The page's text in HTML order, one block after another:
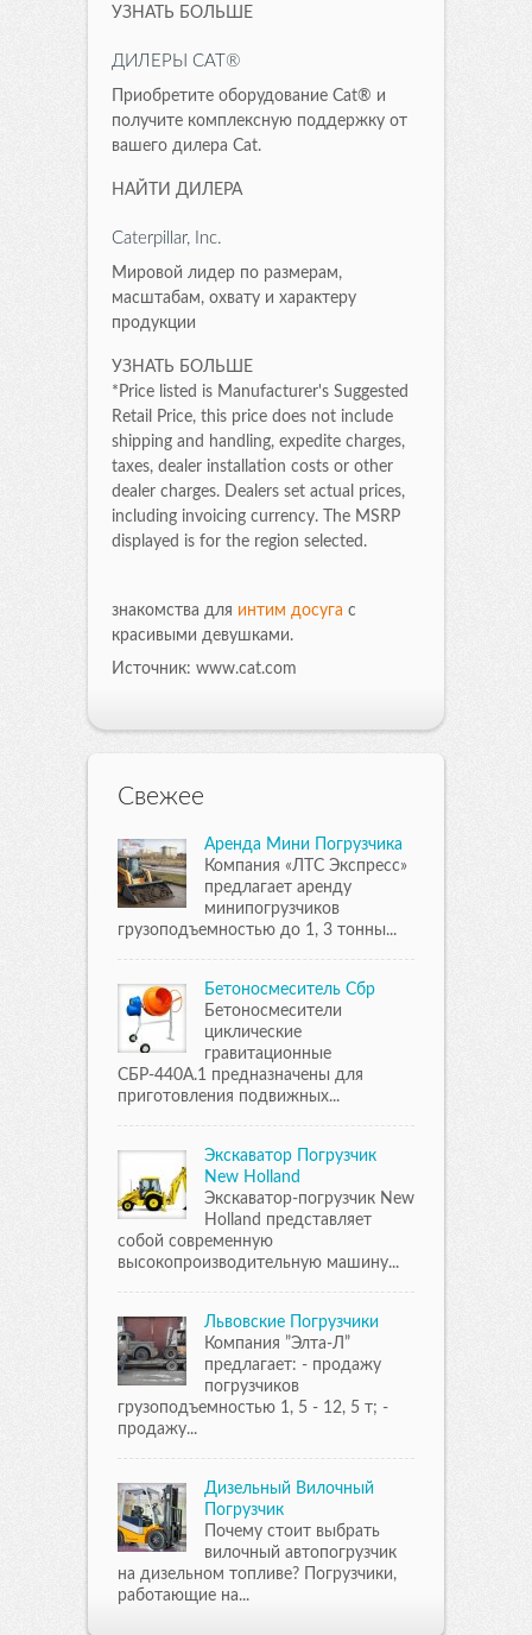
УЗНАТЬ БОЛЬШЕ
ДИЛЕРЫ CAT®
Приобретите оборудование Cat® и
получите комплексную поддержку от
вашего дилера Cat.
НАЙТИ ДИЛЕРА
Caterpillar, Inc.
Мировой лидер по размерам,
масштабам, охвату и характеру
продукции
УЗНАТЬ БОЛЬШЕ
*Price listed is Manufacturer's Suggested
Retail Price, this price does not include
shipping and handling, expedite charges,
taxes, dealer installation costs or other
dealer charges. Dealers set actual prices,
including invoicing currency. The MSRP
displayed is for the region selected.
знакомства для интим досуга с
красивыми девушками.
Источник: www.cat.com
Свежее
Аренда Мини Погрузчика
Компания «ЛТС Экспресс»
предлагает аренду
минипогрузчиков
грузоподъемностью до 1, 3 тонны...
Бетоносмеситель Сбр
Бетоносмесители
циклические
гравитационные
СБР-440А.1 предназначены для
приготовления подвижных...
Экскаватор Погрузчик
New Holland
Экскаватор-погрузчик New
Holland представляет
собой современную
высокопроизводительную машину...
Львовские Погрузчики
Компания ”Элта-Л”
предлагает: - продажу
погрузчиков
грузоподъемностью 1, 5 - 12, 5 т; -
продажу...
Дизельный Вилочный
Погрузчик
Почему стоит выбрать
вилочный автопогрузчик
на дизельном топливе? Погрузчики,
работающие на...